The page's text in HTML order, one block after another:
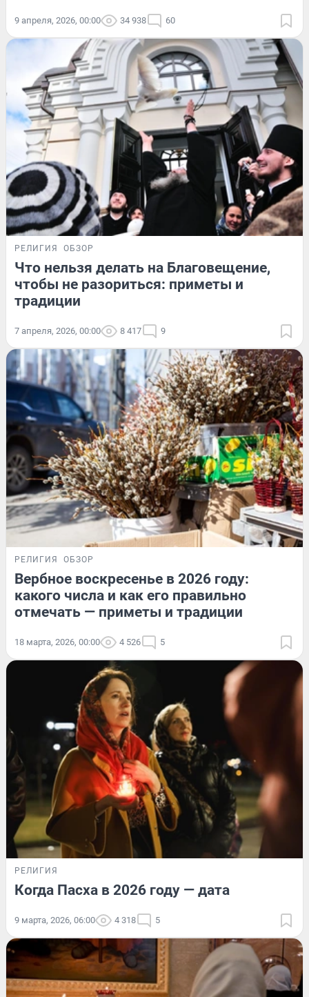
9 апреля, 2026, 00:00 34 938 60
РЕЛИГИЯ ОБЗОР
Что нельзя делать на Благовещение,
чтобы не разориться: приметы и
традиции
7 апреля, 2026, 00:00 8 417 9
РЕЛИГИЯ ОБЗОР
Вербное воскресенье в 2026 году:
какого числа и как его правильно
отмечать — приметы и традиции
18 марта, 2026, 00:00 4 526 5
РЕЛИГИЯ
Когда Пасха в 2026 году — дата
9 марта, 2026, 06:00 4 318 5